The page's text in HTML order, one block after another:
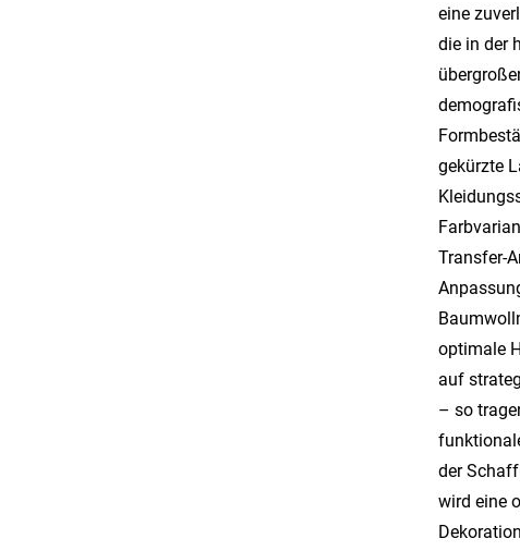
eine
die in der
gekürzte
Transfer-
optimale
auf
– so
der
wird eine